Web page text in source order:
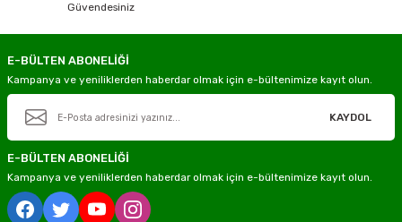
Güvendesiniz
E-BÜLTEN ABONELİĞİ
Kampanya ve yeniliklerden haberdar olmak için e-bültenimize kayıt olun.
KAYDOL
E-BÜLTEN ABONELİĞİ
Kampanya ve yeniliklerden haberdar olmak için e-bültenimize kayıt olun.